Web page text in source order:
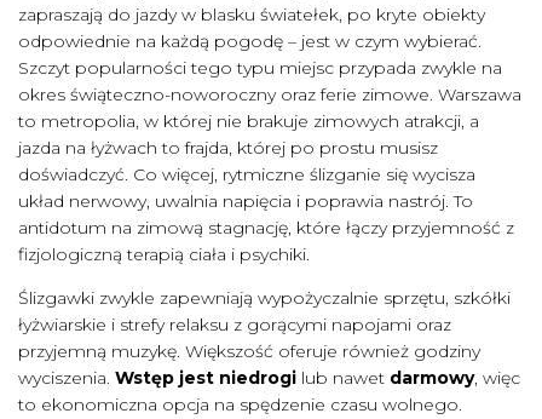
zapraszają do jazdy w blasku światełek, po kryte obiekty
odpowiednie na każdą pogodę – jest w czym wybierać.
Szczyt popularności tego typu miejsc przypada zwykle na
okres świąteczno-noworoczny oraz ferie zimowe. Warszawa
to metropolia, w której nie brakuje zimowych atrakcji, a
jazda na łyżwach to frajda, której po prostu musisz
doświadczyć. Co więcej, rytmiczne ślizganie się wycisza
układ nerwowy, uwalnia napięcia i poprawia nastrój. To
antidotum na zimową stagnację, które łączy przyjemność z
fizjologiczną terapią ciała i psychiki.
Ślizgawki zwykle zapewniają wypożyczalnie sprzętu, szkółki
łyżwiarskie i strefy relaksu z gorącymi napojami oraz
przyjemną muzykę. Większość oferuje również godziny
wyciszenia. Wstęp jest niedrogi lub nawet darmowy, więc
to ekonomiczna opcja na spędzenie czasu wolnego.